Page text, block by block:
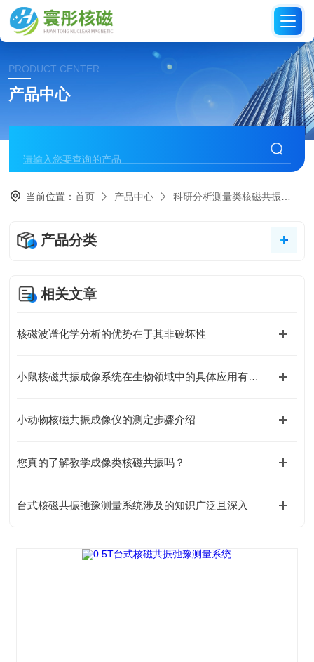
PRODUCT CENTER
产品中心
当前位置：首页 产品中心 科研分析测量类核磁共振
产品分类
相关文章
核磁波谱化学分析的优势在于其非破坏性
小鼠核磁共振成像系统在生物领域中的具体应用有哪些？
小动物核磁共振成像仪的测定步骤介绍
您真的了解教学成像类核磁共振吗？
台式核磁共振弛豫测量系统涉及的知识广泛且深入